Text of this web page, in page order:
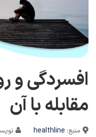
افسردگی و
مقابله با آن
منبع: healthline